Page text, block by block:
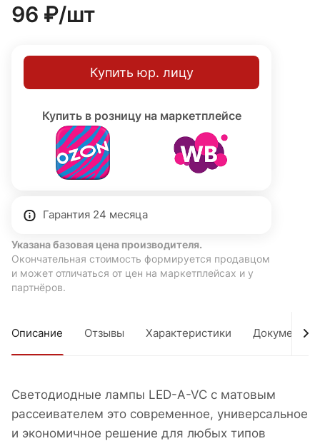
96 ₽/шт
Купить юр. лицу
Купить в розницу на маркетплейсе
Гарантия 24 месяца
Указана базовая цена производителя.
Окончательная стоимость формируется продавцом
и может отличаться от цен на маркетплейсах и у
партнёров.
Описание Отзывы Характеристики Документы
Светодиодные лампы LED-A-VC с матовым
рассеивателем это современное, универсальное
и экономичное решение для любых типов